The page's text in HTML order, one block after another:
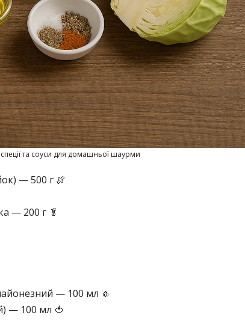
та соуси для домашньої шаурми
— 500 г 🍖
— 200 г 🥬
— 100 мл 🧄
— 100 мл 🍅